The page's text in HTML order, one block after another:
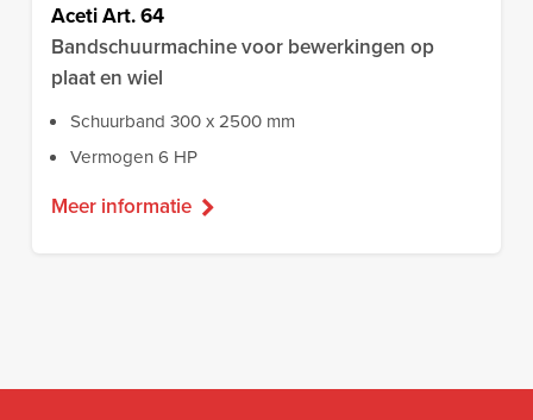
Aceti Art. 64
Bandschuurmachine voor bewerkingen op
plaat en wiel
Schuurband 300 x 2500 mm
Vermogen 6 HP
Meer informatie